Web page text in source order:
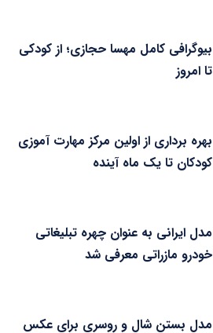
بیوگرافی کامل مهسا حجازی؛ از کودکی
تا امروز
بهره برداری از اولین مرکز مهارت آموزی
کودکان تا یک ماه آینده
مدل ایرانی به عنوان چهره تبلیغاتی
خودرو مازراتی معرفی شد
مدل بستن شال و روسری برای عکس